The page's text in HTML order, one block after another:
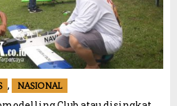
, NASIONAL